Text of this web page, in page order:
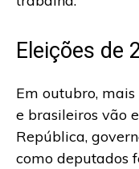
Eleições de
Em outubro,
e brasileiros vão
República,
como deputados